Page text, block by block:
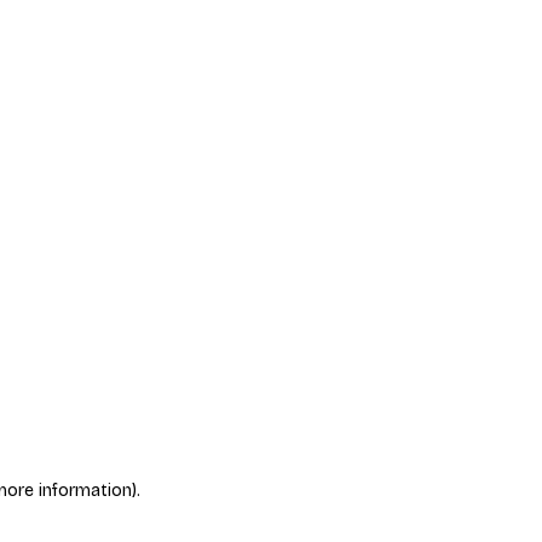
information).